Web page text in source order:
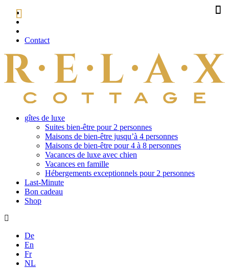
Contact
gîtes de luxe
Suites bien-être pour 2 personnes
Maisons de bien-être jusqu’à 4 personnes
Maisons de bien-être pour 4 à 8 personnes
Vacances de luxe avec chien
Vacances en famille
Hébergements exceptionnels pour 2 personnes
Last-Minute
Bon cadeau
Shop
De
En
Fr
NL